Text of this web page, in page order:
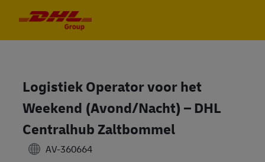
Logistiek Operator voor het
Weekend (Avond/Nacht) – DHL
Centralhub Zaltbommel
AV-360664